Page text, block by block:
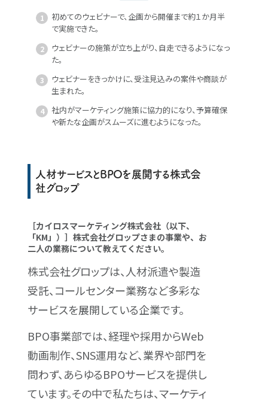
初めてのウェビナーで、企画から開催まで約１か月半
で実施できた。
ウェビナーの施策が立ち上がり、自走できるようになっ
た。
ウェビナーをきっかけに、受注見込みの案件や商談が
生まれた。
社内がマーケティング施策に協力的になり、予算確保
や新たな企画がスムーズに進むようになった。
人材サービスとBPOを展開する株式会
社グロップ
［カイロスマーケティング株式会社（以下、
「KM」）］株式会社グロップさまの事業や、お
二人の業務について教えてください。
株式会社グロップは、人材派遣や製造
受託、コールセンター業務など多彩な
サービスを展開している企業です。
BPO事業部では、経理や採用からWeb
動画制作、SNS運用など、業界や部門を
問わず、あらゆるBPOサービスを提供し
ています。その中で私たちは、マーケティ